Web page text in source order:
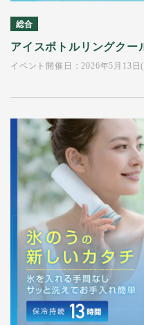
総合
アイスボトルリングクー
イベント開催日：2026年5月13